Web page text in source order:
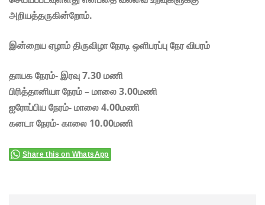
அறியத்தருகின்றோம்.
இன்றைய ஏழாம் திருவிழா நேரடி ஒளிபரப்பு நேர விபரம்
தாயக நேரம்- இரவு 7.30 மணி
பிரித்தானியா நேரம் – மாலை 3.00மணி
ஐரோப்பிய நேரம்- மாலை 4.00மணி
கனடா நேரம்- காலை 10.00மணி
Share this on WhatsApp